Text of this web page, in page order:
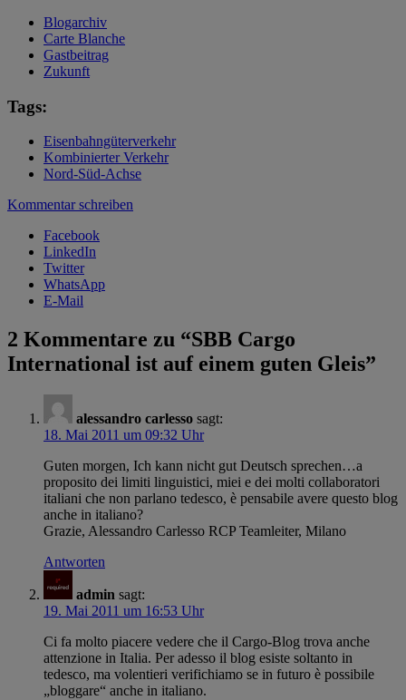
Blogarchiv
Carte Blanche
Gastbeitrag
Zukunft
Tags:
Eisenbahngüterverkehr
Kombinierter Verkehr
Nord-Süd-Achse
Kommentar schreiben
Facebook
LinkedIn
Twitter
WhatsApp
E-Mail
2 Kommentare zu “SBB Cargo
International ist auf einem guten Gleis”
alessandro carlesso sagt:
18. Mai 2011 um 09:32 Uhr
Guten morgen, Ich kann nicht gut Deutsch sprechen…a
proposito dei limiti linguistici, miei e dei molti collaboratori
italiani che non parlano tedesco, è pensabile avere questo blog
anche in italiano?
Grazie, Alessandro Carlesso RCP Teamleiter, Milano
Antworten
admin sagt:
19. Mai 2011 um 16:53 Uhr
Ci fa molto piacere vedere che il Cargo-Blog trova anche
attenzione in Italia. Per adesso il blog esiste soltanto in
tedesco, ma volentieri verifichiamo se in futuro è possibile
„bloggare“ anche in italiano.